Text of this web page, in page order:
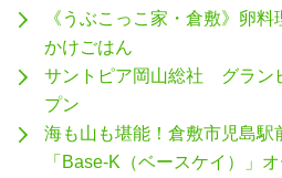
《うぶこっこ家・倉敷》卵
かけごはん
サントピア岡山総社 グラ
プン
海も山も堪能！倉敷市児島駅
「Base-K（ベースケイ）」